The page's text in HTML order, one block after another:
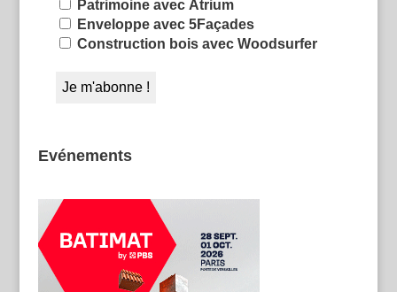
Patrimoine avec Atrium
Enveloppe avec 5Façades
Construction bois avec Woodsurfer
Evénements